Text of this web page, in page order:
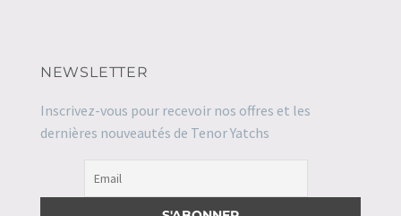
NEWSLETTER
Inscrivez-vous pour recevoir nos offres et les
dernières nouveautés de Tenor Yatchs